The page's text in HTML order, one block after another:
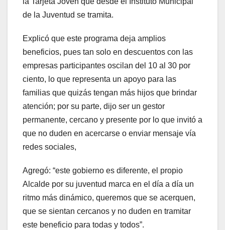
de la Juventud se tramita.
Explicó que este programa deja amplios
beneficios, pues tan solo en descuentos con las
empresas participantes oscilan del 10 al 30 por
ciento, lo que representa un apoyo para las
familias que quizás tengan más hijos que brindar
atención; por su parte, dijo ser un gestor
permanente, cercano y presente por lo que invitó a
que no duden en acercarse o enviar mensaje vía
redes sociales,
Agregó: “este gobierno es diferente, el propio
Alcalde por su juventud marca en el día a día un
ritmo más dinámico, queremos que se acerquen,
que se sientan cercanos y no duden en tramitar
este beneficio para todas y todos”.